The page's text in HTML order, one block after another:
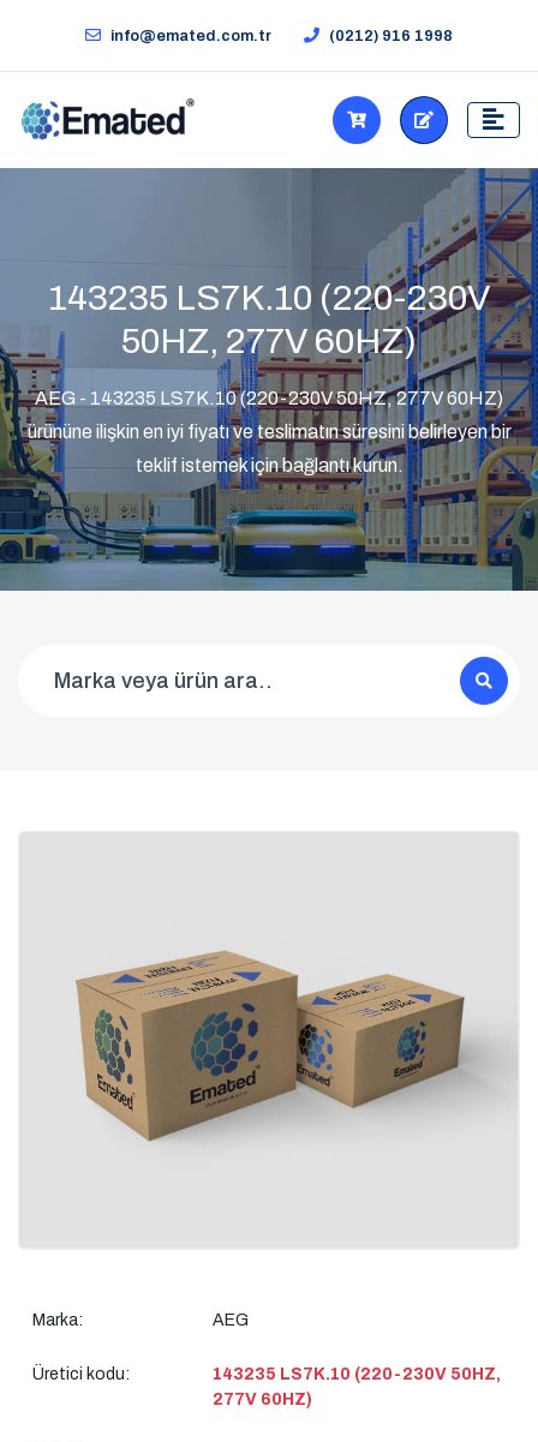
info@emated.com.tr (0212) 916 1998
143235 LS7K.10 (220-230V
50HZ, 277V 60HZ)
AEG - 143235 LS7K.10 (220-230V 50HZ, 277V 60HZ)
ürününe ilişkin en iyi fiyatı ve teslimatın süresini belirleyen bir
teklif istemek için bağlantı kurun.
Marka: AEG
Üretici kodu:
143235 LS7K.10 (220-230V 50HZ,
277V 60HZ)